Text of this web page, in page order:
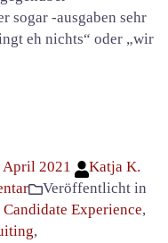
sogar -ausgaben sehr
eh nichts“ oder „wir
April 2021
Katja K.
Veröffentlicht in
Candidate Experience,
,